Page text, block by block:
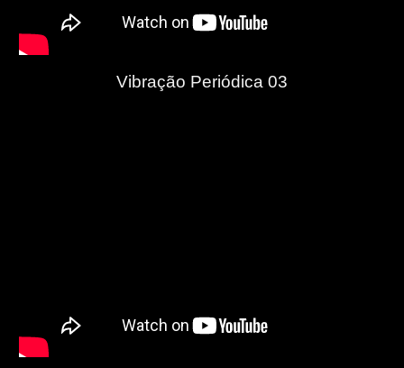
Vibração Periódica 03